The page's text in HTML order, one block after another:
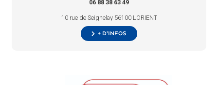
06 88 38 63 49
10 rue de Seignelay 56100 LORIENT
+ d’infos